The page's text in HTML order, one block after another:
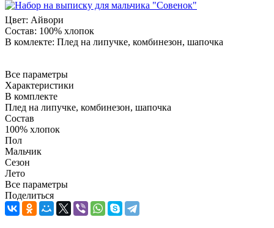
Цвет: Айвори
Состав: 100% хлопок
В комлекте: Плед на липучке, комбинезон, шапочка
Все параметры
Характеристики
В комплекте
Плед на липучке, комбинезон, шапочка
Состав
100% хлопок
Пол
Мальчик
Сезон
Лето
Все параметры
Поделиться